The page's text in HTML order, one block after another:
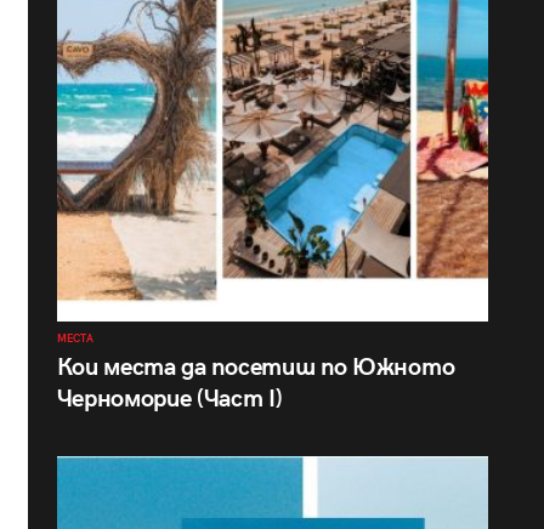
МЕСТА
Кои места да посетиш по Южното
Черноморие (Част I)